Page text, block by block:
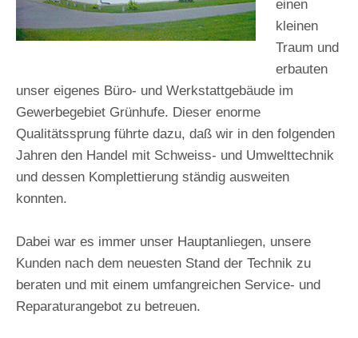
einen
kleinen
Traum und
erbauten
unser eigenes Büro- und Werkstattgebäude im
Gewerbegebiet Grünhufe. Dieser enorme
Qualitätssprung führte dazu, daß wir in den folgenden
Jahren den Handel mit Schweiss- und Umwelttechnik
und dessen Komplettierung ständig ausweiten
konnten.
Dabei war es immer unser Hauptanliegen, unsere
Kunden nach dem neuesten Stand der Technik zu
beraten und mit einem umfangreichen Service- und
Reparaturangebot zu betreuen.